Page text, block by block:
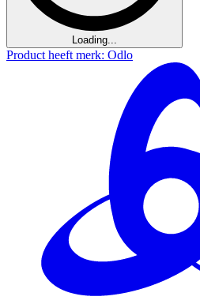
Loading...
Product heeft merk: Odlo